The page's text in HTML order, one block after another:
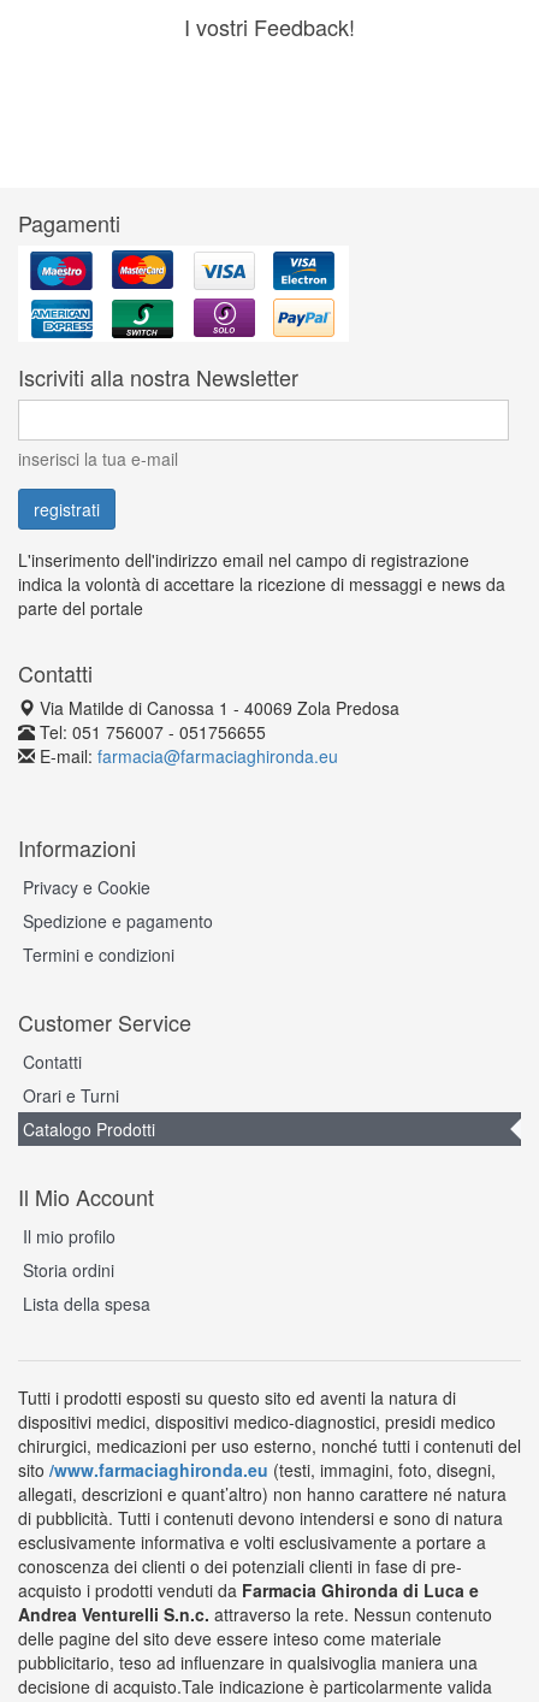
I vostri Feedback!
Pagamenti
Iscriviti alla nostra Newsletter
inserisci la tua e-mail
L'inserimento dell'indirizzo email nel campo di registrazione
indica la volontà di accettare la ricezione di messaggi e news da
parte del portale
Contatti
Via Matilde di Canossa 1 - 40069 Zola Predosa
Tel: 051 756007 - 051756655
E-mail: farmacia@farmaciaghironda.eu
Informazioni
Privacy e Cookie
Spedizione e pagamento
Termini e condizioni
Customer Service
Contatti
Orari e Turni
Catalogo Prodotti
Il Mio Account
Il mio profilo
Storia ordini
Lista della spesa
Tutti i prodotti esposti su questo sito ed aventi la natura di
dispositivi medici, dispositivi medico-diagnostici, presidi medico
chirurgici, medicazioni per uso esterno, nonché tutti i contenuti del
sito /www.farmaciaghironda.eu (testi, immagini, foto, disegni,
allegati, descrizioni e quant’altro) non hanno carattere né natura
di pubblicità. Tutti i contenuti devono intendersi e sono di natura
esclusivamente informativa e volti esclusivamente a portare a
conoscenza dei clienti o dei potenziali clienti in fase di pre-
acquisto i prodotti venduti da Farmacia Ghironda di Luca e
Andrea Venturelli S.n.c. attraverso la rete. Nessun contenuto
delle pagine del sito deve essere inteso come materiale
pubblicitario, teso ad influenzare in qualsivoglia maniera una
decisione di acquisto.Tale indicazione è particolarmente valida